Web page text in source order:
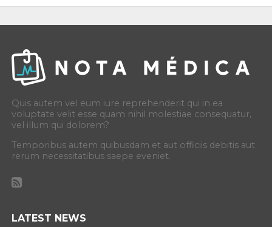
Quis autem vel eum iure reprehenderit qui in ea
voluptate velit esse quam nihil molestiae consequatur,
vel illum qui dolorem?
Temporibus autem quibusdam et aut officiis debitis aut
rerum necessitatibus saepe eveniet.
LATEST NEWS